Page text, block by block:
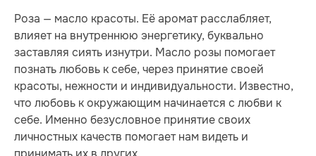
Роза — масло красоты. Её аромат расслабляет,
влияет на внутреннюю энергетику, буквально
заставляя сиять изнутри. Масло розы помогает
познать любовь к себе, через принятие своей
красоты, нежности и индивидуальности. Известно,
что любовь к окружающим начинается с любви к
себе. Именно безусловное принятие своих
личностных качеств помогает нам видеть и